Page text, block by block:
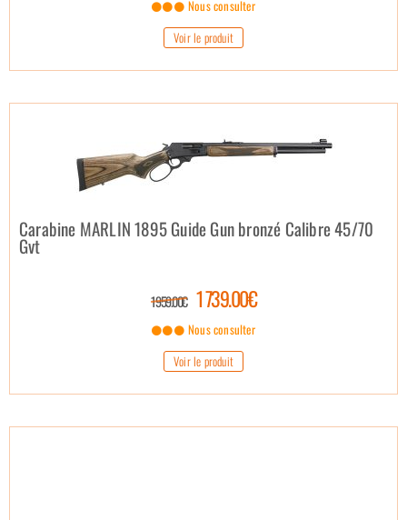
Nous consulter
Voir le produit
Carabine MARLIN 1895 Guide Gun bronzé Calibre 45/70
Gvt
1 959.00€ 1 739.00€
Nous consulter
Voir le produit